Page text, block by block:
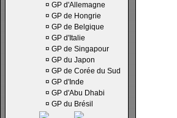
¤ GP d'Allemagne
¤ GP de Hongrie
¤ GP de Belgique
¤ GP d'Italie
¤ GP de Singapour
¤ GP du Japon
¤ GP de Corée du Sud
¤ GP d'Inde
¤ GP d'Abu Dhabi
¤ GP du Brésil